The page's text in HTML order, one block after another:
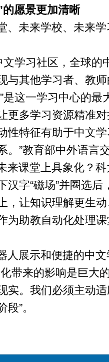
的愿景更加清晰
、未来学校、未来
文学习社区，全球
与其他学习者、教师
是这一学习中心的
更多学习资源精准
性特征有助于中文
。”教育部中外语言
来课堂上具象化？
汉字“磁场”并圈选
，让知识理解更生
为助教自动化处理
人展示和便捷的中
带来的影响是巨大
实。我们必须主动
”。